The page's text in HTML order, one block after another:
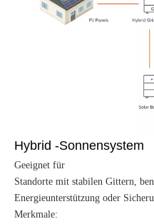
Hybrid -Sonnensystem
Geeignet für
Standorte mit stabilen Gittern,
Energieunterstützung oder
Merkmale: